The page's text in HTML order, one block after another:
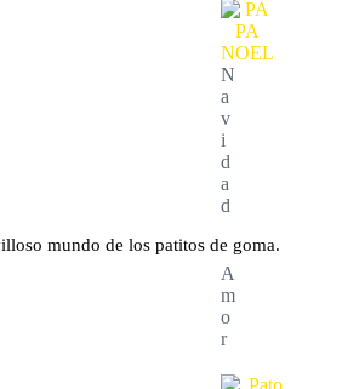
N
a
v
i
d
a
d
A
m
o
r
mundo de los patitos de goma.